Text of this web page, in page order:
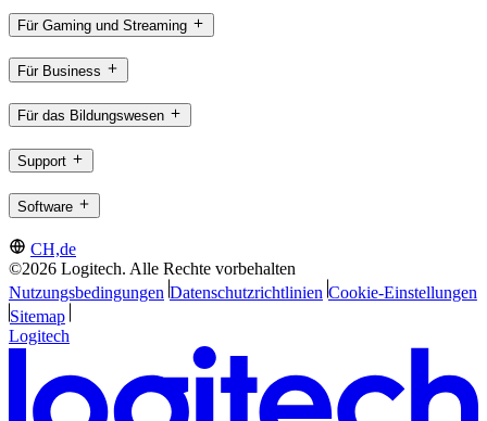
Für Gaming und Streaming
Für Business
Für das Bildungswesen
Support
Software
CH,de
©2026 Logitech. Alle Rechte vorbehalten
Nutzungsbedingungen Datenschutzrichtlinien Cookie-Einstellungen
Sitemap
Logitech